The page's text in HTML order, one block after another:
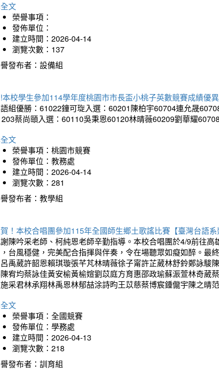
文
榮譽事項：
發佈單位：
建立時間：2026-04-14
瀏覽次數：137
發布者：設備組
本校學生參加114學年度桃園市市長盃小桃子英數競賽成績優
組優勝：61022鐘可琁入選：60201陳柏宇60704連允晟
蔡尚頤入選：60110吳秉恩60120林晴薇60209劉華耀
文
榮譽事項：桃園市競賽
發佈單位：教務處
建立時間：2026-04-14
瀏覽次數：281
發布者：教學組
！本校合唱團參加115年全國師生鄉土歌謠比賽【臺灣台語
陳吟采老師、柯純恩老師辛勤指導。本校合唱團於4/9前往
台風穩健，完美配合指揮與伴奏，令在場聽眾如癡如醉。最
禹葳許韶恩賴琪璇張芊芃林晴薇徐子甯許芷葳林舒鈴鄭詠駿
宥均蔡詠佳黃安榆黃榆媗劉苡庭方育惠邵政瑜蘇浱萱林奇葳
采君林承翔林禹恩林郁喆涂詩昀王苡慈蔡博宸鍾儱宇陳之晴
文
榮譽事項：全國競賽
發佈單位：學務處
建立時間：2026-04-13
瀏覽次數：218
發布者：訓育組